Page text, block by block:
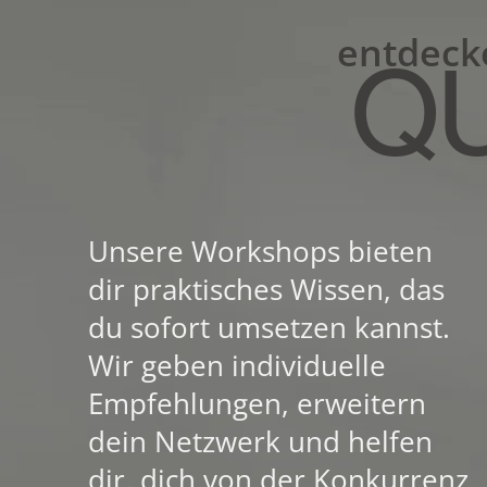
Unsere Workshops bieten
dir praktisches Wissen, das
du sofort umsetzen kannst.
Wir geben individuelle
Empfehlungen, erweitern
dein Netzwerk und helfen